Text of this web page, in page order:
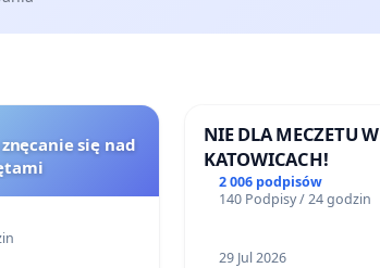
się nad
NIE DLA MECZETU W
KATOWICACH!
2 006 podpisów
140 Podpisy / 24 godzin
29 Jul 2026